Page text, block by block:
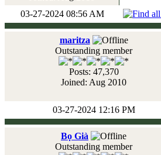
03-27-2024 08:56 AM
maritza
Outstanding member
Posts: 47,370
Joined: Aug 2010
03-27-2024 12:16 PM
Bọ Già
Outstanding member